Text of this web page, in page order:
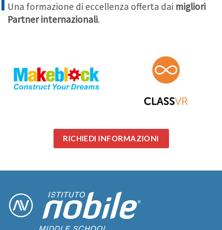
Una formazione di eccellenza offerta dai migliori
Partner internazionali.
RICHIEDI INFORMAZIONI